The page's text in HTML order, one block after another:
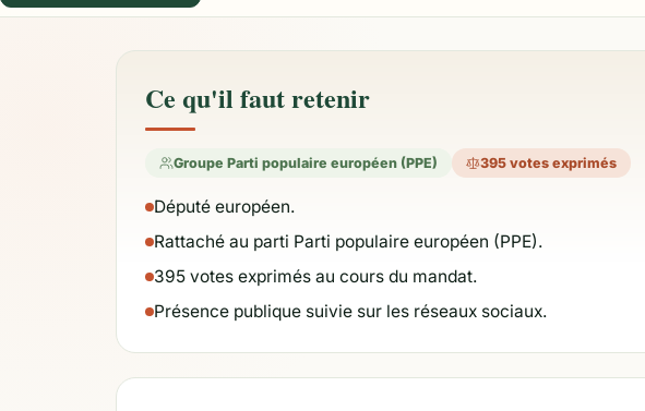
Ce qu'il faut retenir
Groupe Parti populaire européen (PPE) 395 votes exprimés
Député européen.
Rattaché au parti Parti populaire européen (PPE).
395 votes exprimés au cours du mandat.
Présence publique suivie sur les réseaux sociaux.